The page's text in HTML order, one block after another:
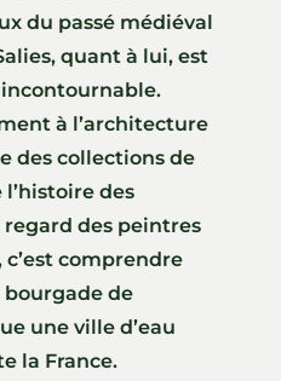
du passé médiéval
quant à lui, est
à l’architecture
des collections de
des
regard des peintres
comprendre
de
une ville d’eau
la France.